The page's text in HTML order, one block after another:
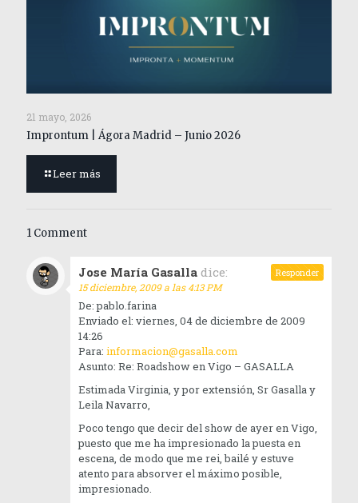
21 mayo, 2026
Improntum | Ágora Madrid – Junio 2026
Leer más
1 Comment
Jose María Gasalla dice:
15 diciembre, 2009 a las 4:13 PM
De: pablo.farina
Enviado el: viernes, 04 de diciembre de 2009
14:26
Para: informacion@gasalla.com
Asunto: Re: Roadshow en Vigo – GASALLA
Estimada Virginia, y por extensión, Sr Gasalla y
Leila Navarro,
Poco tengo que decir del show de ayer en Vigo,
puesto que me ha impresionado la puesta en
escena, de modo que me rei, bailé y estuve
atento para absorver el máximo posible,
impresionado.
Responder